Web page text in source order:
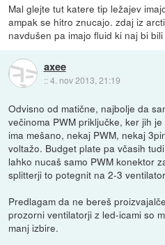
Mal glejte tut katere tip ležajev
ampak se hitro znucajo. zdaj iz
navdušen pa imajo fluid ki naj bi
axee
::4. nov 2013, 21:19
Odvisno od matične, najbolje da
večinoma PWM priključke, ker jih
ima mešano, nekaj PWM, nekaj
voltažo. Budget plate pa včasih
lahko nucaš samo PWM konektor
splitterji to potegnit na 2-3
Predlagam da ne bereš
prozorni ventilatorji z led-icami so
manj izbire.